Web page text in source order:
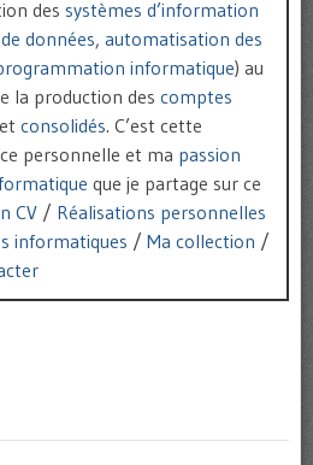
des systèmes d’information
données, automatisation des
informatique) au
la production des comptes
et consolidés. C’est cette
personnelle et ma passion
que je partage sur ce
CV / Réalisations personnelles
informatiques / Ma collection /